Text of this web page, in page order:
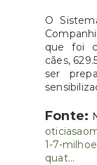
O
que foi
cães,
ser
Fonte:
1-7-
quat...